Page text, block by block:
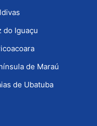
do Iguaçu
de Maraú
de Ubatuba